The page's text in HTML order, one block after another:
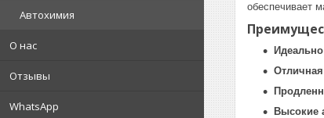
Автохимия
О нас
Отзывы
WhatsApp
обеспечивает
Высокие